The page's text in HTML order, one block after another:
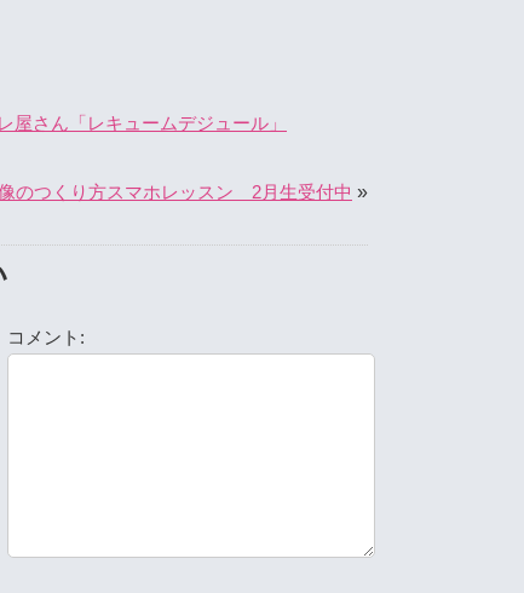
さん「レキュームデジュール」
のつくり方スマホレッスン 2月生受付中 »
コメント: